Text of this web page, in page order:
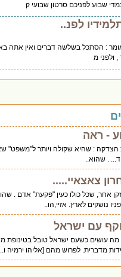
שבוע לפניכם סרטון שבועי ק
לפנ..
: הסתכל בשלשה דברים ואין אתה בא
מ
- ראה
: שהיא שקולה ויותר ל"משפט"
. שהוא..
צאצאיי.....
אחר, שכל כולו כעין "פקעת" אדם . שהוא
נושקים לארץ. אזיי,הו..
עם ישראל
עושים כשעם ישראל טובל בטינופת
מדברית. לפרוש מהם [אליהו ירמיה ו..